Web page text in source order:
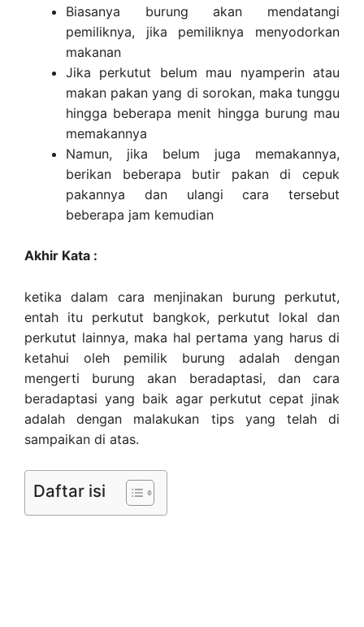
Biasanya burung akan mendatangi
pemiliknya, jika pemiliknya menyodorkan
makanan
Jika perkutut belum mau nyamperin atau
makan pakan yang di sorokan, maka tunggu
hingga beberapa menit hingga burung mau
memakannya
Namun, jika belum juga memakannya,
berikan beberapa butir pakan di cepuk
pakannya dan ulangi cara tersebut
beberapa jam kemudian
Akhir Kata :
ketika dalam cara menjinakan burung perkutut,
entah itu perkutut bangkok, perkutut lokal dan
perkutut lainnya, maka hal pertama yang harus di
ketahui oleh pemilik burung adalah dengan
mengerti burung akan beradaptasi, dan cara
beradaptasi yang baik agar perkutut cepat jinak
adalah dengan malakukan tips yang telah di
sampaikan di atas.
Daftar isi